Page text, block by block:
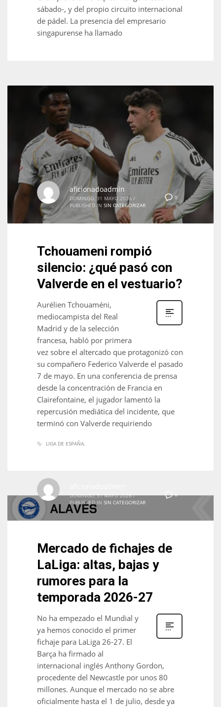
NYG
24
MIA
WSH
sábado-, y del propio circuito internacional
de pádel. La presencia del empresario
singapurense ha llamado
0
aficionadoadmin
DOMINGO, 31 MAYO 2026 /
PUBLISHED IN SIN CATEGORIZAR
Tchouameni rompió
silencio: ¿qué pasó con
Valverde en el vestuario?
Aurélien Tchouaméni,
mediocampista del Real
Madrid y de la selección
francesa, habló por primera
vez sobre el altercado que protagonizó con
su compañero Federico Valverde el pasado
7 de mayo. En una conferencia de prensa
desde la concentración de Francia en
Clairefontaine, el jugador lamentó la
repercusión mediática del incidente, que
terminó con Valverde requiriendo
LIGA DE ESPAÑA
0
DOMINGO, 31 MAYO 2026 /
PUBLISHED IN SIN CATEGORIZAR
Mercado de fichajes de
LaLiga: altas, bajas y
rumores para la
temporada 2026-27
No ha empezado el Mundial y
ya hemos conocido el primer
fichaje para LaLiga 26-27. El
Barça ha firmado al
internacional inglés Anthony Gordon,
procedente del Newcastle por unos 80
millones. Aunque el mercado no se abre
oficialmente hasta el 1 de julio, desde ya